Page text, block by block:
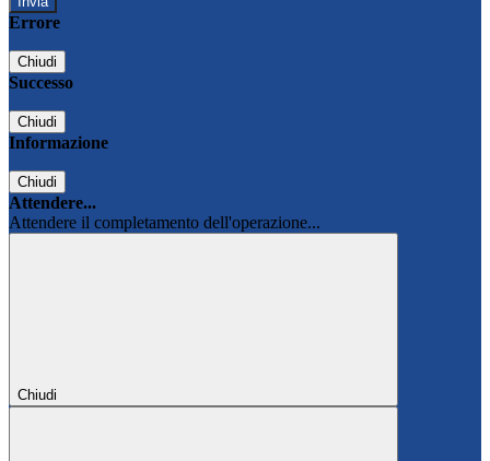
Errore
Chiudi
Successo
Chiudi
Informazione
Chiudi
Attendere...
Attendere il completamento dell'operazione...
Chiudi